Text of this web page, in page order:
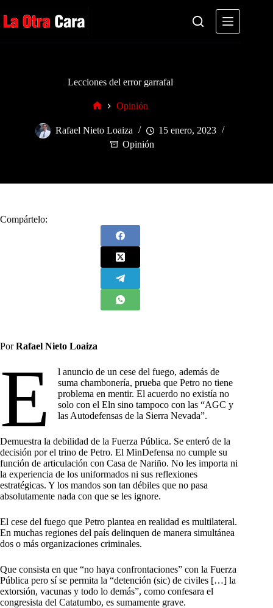
al
contenido
Lecciones del error garrafal
Opinión
Rafael Nieto Loaiza
15 enero, 2023
Opinión
Compártelo:
PorRafael Nieto Loaiza
E
l anuncio de un cese del fuego, además de
suma chambonería, prueba que Petro no tiene
problema en mentir. El acuerdo no existía no
solo con el Eln sino tampoco con las “AGC y
las Autodefensas de la Sierra Nevada”.
Demuestra la debilidad de la Fuerza Pública. Se enteró de la
decisión por el trino de Petro. El MinDefensa no cumple su
función de articulación con Casa de Nariño. No les importa ni
la experiencia de los uniformados ni sus reflexiones
estratégicas. Y los mandos son tan débiles que no pasa
absolutamente nada con que se les ignore.
El cese del fuego que Petro plantea en realidad es multilateral.
En muchas regiones del país delinquen de manera simultánea
dos o más organizaciones criminales.
Que consista en que “no haya confrontaciones” con la Fuerza
Pública pero sí se permita la “detención (sic) de civiles […] la
extorsión, vacunas y todo lo demás”, como confesara el
congresista del Catatumbo, es sumamente grave.